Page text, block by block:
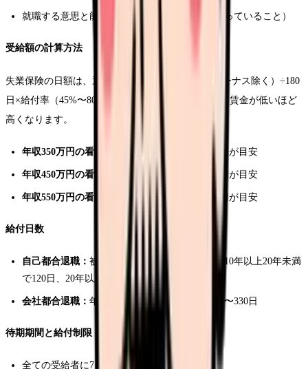
就職する意思と能力があること（求職活動を行っていること）
受給額の計算方法
失業保険の日額は、退職前6ヶ月間の賃金総額（ボーナス除く）÷180
日×給付率（45%〜80%）で計算されます。給付率は賃金が低いほど
高くなります。
年収350万円の看護師の場合： 月額約14〜16万円が目安
年収450万円の看護師の場合： 月額約16〜19万円が目安
年収550万円の看護師の場合： 月額約18〜21万円が目安
給付日数
自己都合退職： 被保険者期間10年未満で90日、10年以上20年未満
で120日、20年以上で150日
会社都合退職： 年齢と被保険者期間により90日〜330日
待期期間と給付制限
全ての受給者に7日間の待期期間あり